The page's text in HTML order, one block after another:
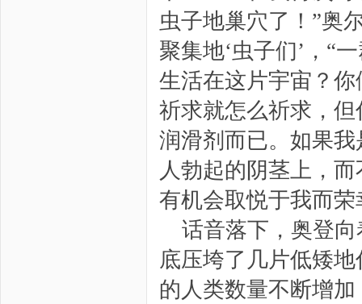
虫子地巢穴了！”奥
聚集地‘虫子们’，“
生活在这片宇宙？
祈求就怎么祈求，
润滑剂而已。如果
人勃起的阴茎上，
有机会取悦于我而
话音落下，奥登
底压垮了几片低矮
的人类数量不断增